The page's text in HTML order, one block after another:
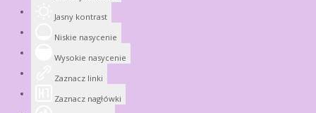
Jasny kontrast
Niskie nasycenie
Wysokie nasycenie
Zaznacz linki
Zaznacz nagłówki